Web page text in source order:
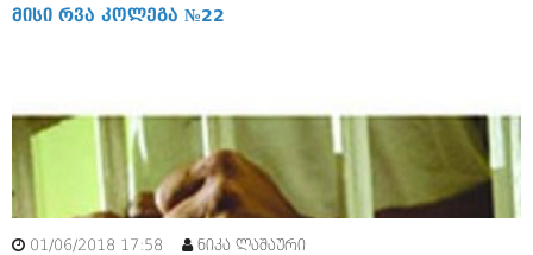
ამბები
საზოგადოება
მოდი, ვილაპარაკოთ
მისი რვა კოლეგა №22
01/06/2018 17:58 ნიკა ლაშაური